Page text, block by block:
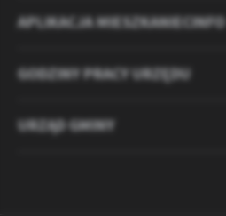
APLIKACJA MIESZKANIECINFO
GODZINY PRACY URZĘDU
URZĄD GMINY